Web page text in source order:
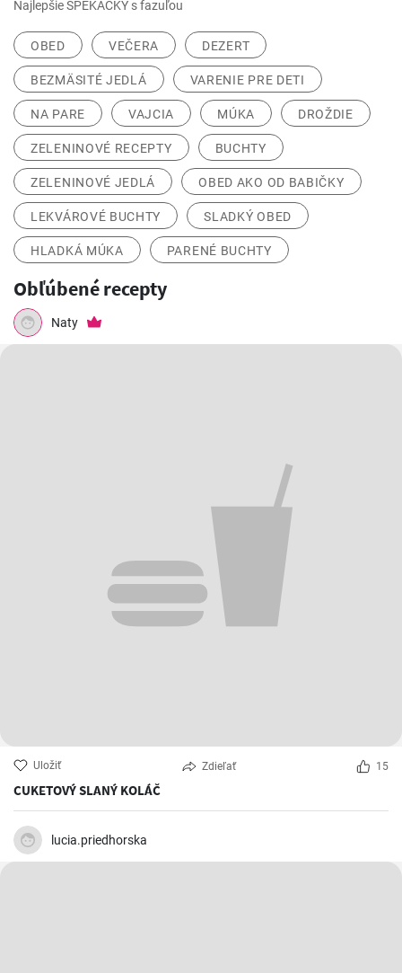
Najlepšie ŠPEKAČKY s fazuľou
OBED VEČERA DEZERT
BEZMÄSITÉ JEDLÁ VARENIE PRE DETI
NA PARE VAJCIA MÚKA DROŽDIE
ZELENINOVÉ RECEPTY BUCHTY
ZELENINOVÉ JEDLÁ OBED AKO OD BABIČKY
LEKVÁROVÉ BUCHTY SLADKÝ OBED
HLADKÁ MÚKA PARENÉ BUCHTY
Obľúbené recepty
Naty
Uložiť Zdieľať 15
CUKETOVÝ SLANÝ KOLÁČ
lucia.priedhorska